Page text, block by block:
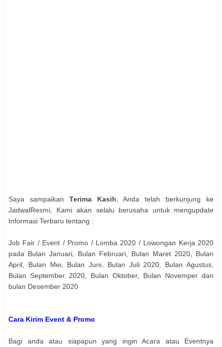
Saya sampaikan Terima Kasih , Anda telah berkunjung ke
JadwalResmi, Kami akan selalu berusaha untuk mengupdate
Informasi Terbaru tentang :
Job Fair / Event / Promo / Lomba 2020 / Lowongan Kerja 2020
pada Bulan Januari, Bulan Februari, Bulan Maret 2020, Bulan
April, Bulan Mei, Bulan Juni, Bulan Juli 2020, Bulan Agustus,
Bulan September 2020, Bulan Oktober, Bulan Novemper dan
bulan Desember 2020
Cara Kirim Event & Promo
Bagi anda atau siapapun yang ingin Acara atau Eventnya